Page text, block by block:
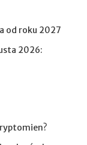
od roku 2027
2026: